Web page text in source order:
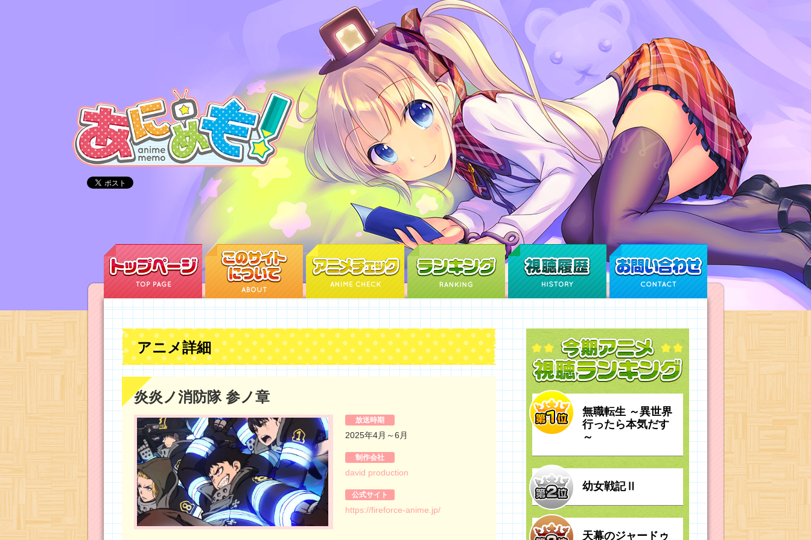
アニメ詳細
炎炎ノ消防隊 参ノ章
放送時期
2025年4月～6月
制作会社
david production
公式サイト
https://fireforce-anime.jp/
無職転生 ～異世界
行ったら本気だす
～
幼女戦記Ⅱ
天幕のジャードゥ